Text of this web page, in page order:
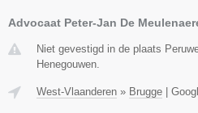
Advocaat Peter-Jan De
Niet gevestigd in de plaats
Henegouwen.
West-Vlaanderen » Brugge